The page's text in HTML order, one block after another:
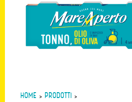
HOME > PRODOTTI >